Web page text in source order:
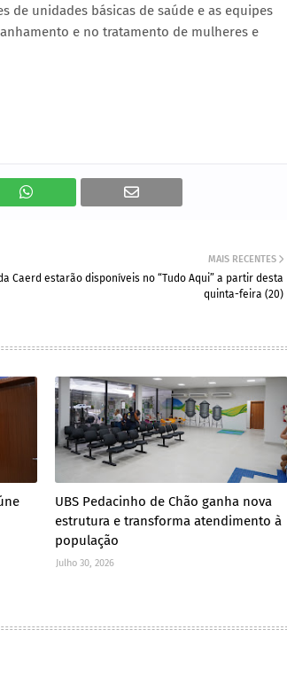
de unidades básicas de saúde e as equipes
e no tratamento de mulheres e
MAIS RECENTES
Caerd estarão disponíveis no “Tudo Aqui” a partir desta
quinta-feira (20)
UBS Pedacinho de Chão ganha nova
estrutura e transforma atendimento à
população
Julho 30, 2026